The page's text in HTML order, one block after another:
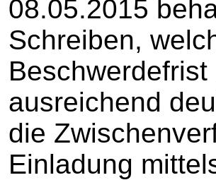
08.05.2015
Schreiben,
ausreichend
die
Einladung